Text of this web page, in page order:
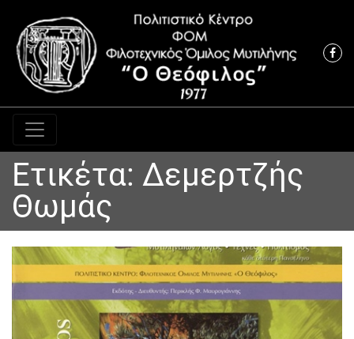
Κύρια πλοήγηση
Ετικέτα: Δεμερτζής
Θωμάς